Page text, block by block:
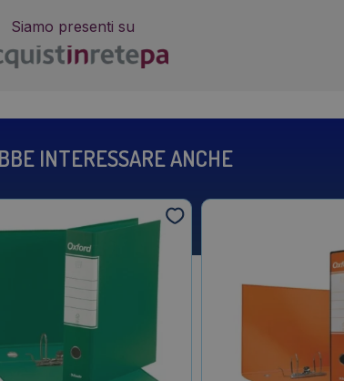
Siamo presenti su
INTERESSARE ANCHE